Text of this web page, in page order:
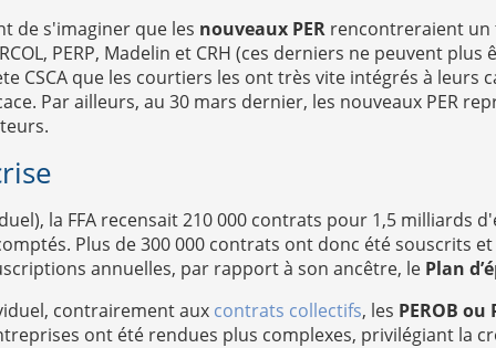
de s'imaginer que les nouveaux PER rencontreraient un
PERP, Madelin et CRH (ces derniers ne peuvent
CSCA que les courtiers les ont très vite intégrés à leurs
Par ailleurs, au 30 mars dernier, les nouveaux PER
la FFA recensait 210 000 contrats pour 1,5 milliards
Plus de 300 000 contrats ont donc été souscrits
annuelles, par rapport à son ancêtre, le Plan
contrairement aux contrats collectifs, les PEROB ou
ont été rendues plus complexes, privilégiant la